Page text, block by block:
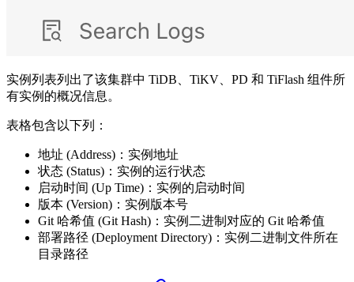
实例列表列出了该集群中 TiDB、TiKV、PD 和 TiFlash 组件所
有实例的概况信息。
表格包含以下列：
地址 (Address)：实例地址
状态 (Status)：实例的运行状态
启动时间 (Up Time)：实例的启动时间
版本 (Version)：实例版本号
Git 哈希值 (Git Hash)：实例二进制对应的 Git 哈希值
部署路径 (Deployment Directory)：实例二进制文件所在
目录路径